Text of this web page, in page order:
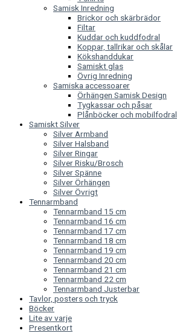
Samisk Inredning
Brickor och skärbrädor
Filtar
Kuddar och kuddfodral
Koppar, tallrikar och skålar
Kökshanddukar
Samiskt glas
Övrig Inredning
Samiska accessoarer
Örhängen Samisk Design
Tygkassar och påsar
Plånböcker och mobilfodral
Samiskt Silver
Silver Armband
Silver Halsband
Silver Ringar
Silver Risku/Brosch
Silver Spänne
Silver Örhängen
Silver Övrigt
Tennarmband
Tennarmband 15 cm
Tennarmband 16 cm
Tennarmband 17 cm
Tennarmband 18 cm
Tennarmband 19 cm
Tennarmband 20 cm
Tennarmband 21 cm
Tennarmband 22 cm
Tennarmband Justerbar
Tavlor, posters och tryck
Böcker
Lite av varje
Presentkort